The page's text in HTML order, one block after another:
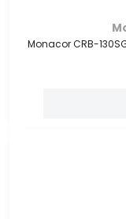
Monacor CRB-